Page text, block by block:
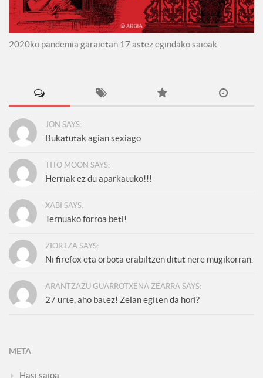
2020ko pandemia garaietan 17 astez egindako saioak-
JON SAYS:
Bukatutak agian sexiago
TITO MOON SAYS:
Herriak ez du aparkatuko!!!
XABI SAYS:
Ternuako forroa beti!
ZIORTZA SAYS:
Ni firefox eta orbota erabiltzen ditut nere mugikorran.
ARANTZAZU GUARROTXENA ZEARRA SAYS:
27 urte, aho batez! Zelan egiten da hori?
META
Hasi saioa